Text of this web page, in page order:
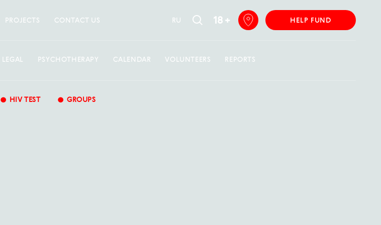
PROJECTS CONTACT US
LEGAL PSYCHOTHERAPY CALENDAR VOLUNTEERS REPORTS
• HIV TEST • GROUPS
RU 18 + HELP FUND